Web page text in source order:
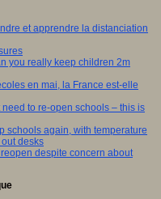
et apprendre la distanciation
you really keep children 2m
en mai, la France est-elle
to re-open schools – this is
schools again, with temperature
desks
despite concern about